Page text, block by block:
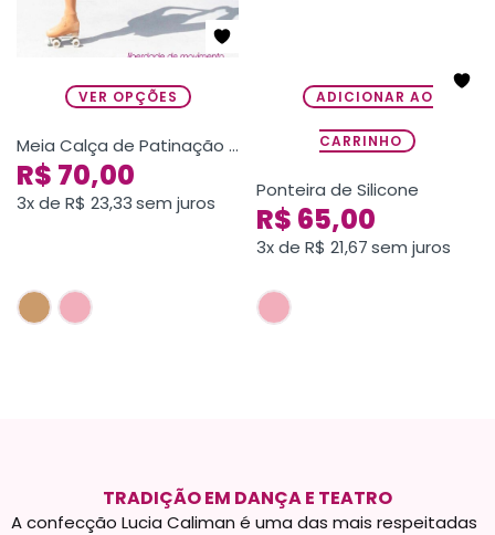
VER OPÇÕES
Meia Calça de Patinação Adulto
R$ 70,00
3x de R$ 23,33sem juros
ADICIONAR AO
CARRINHO
Ponteira de Silicone
R$ 65,00
3x de R$ 21,67sem juros
TRADIÇÃO EM DANÇA E TEATRO
A confecção Lucia Caliman é uma das mais respeitadas